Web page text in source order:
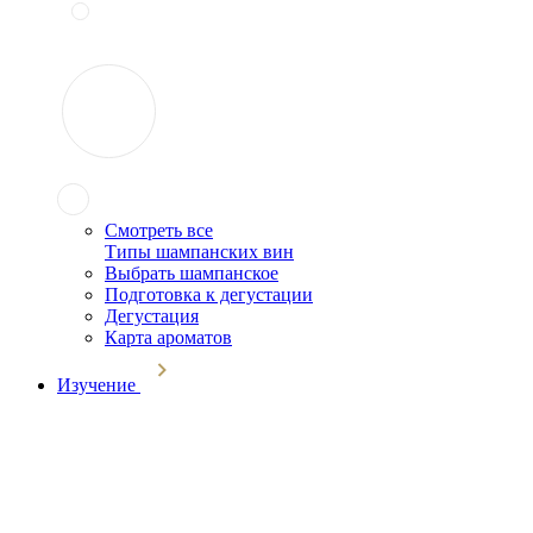
Смотреть все
Типы шампанских вин
Выбрать шампанское
Подготовка к дегустации
Дегустация
Карта ароматов
Изучение